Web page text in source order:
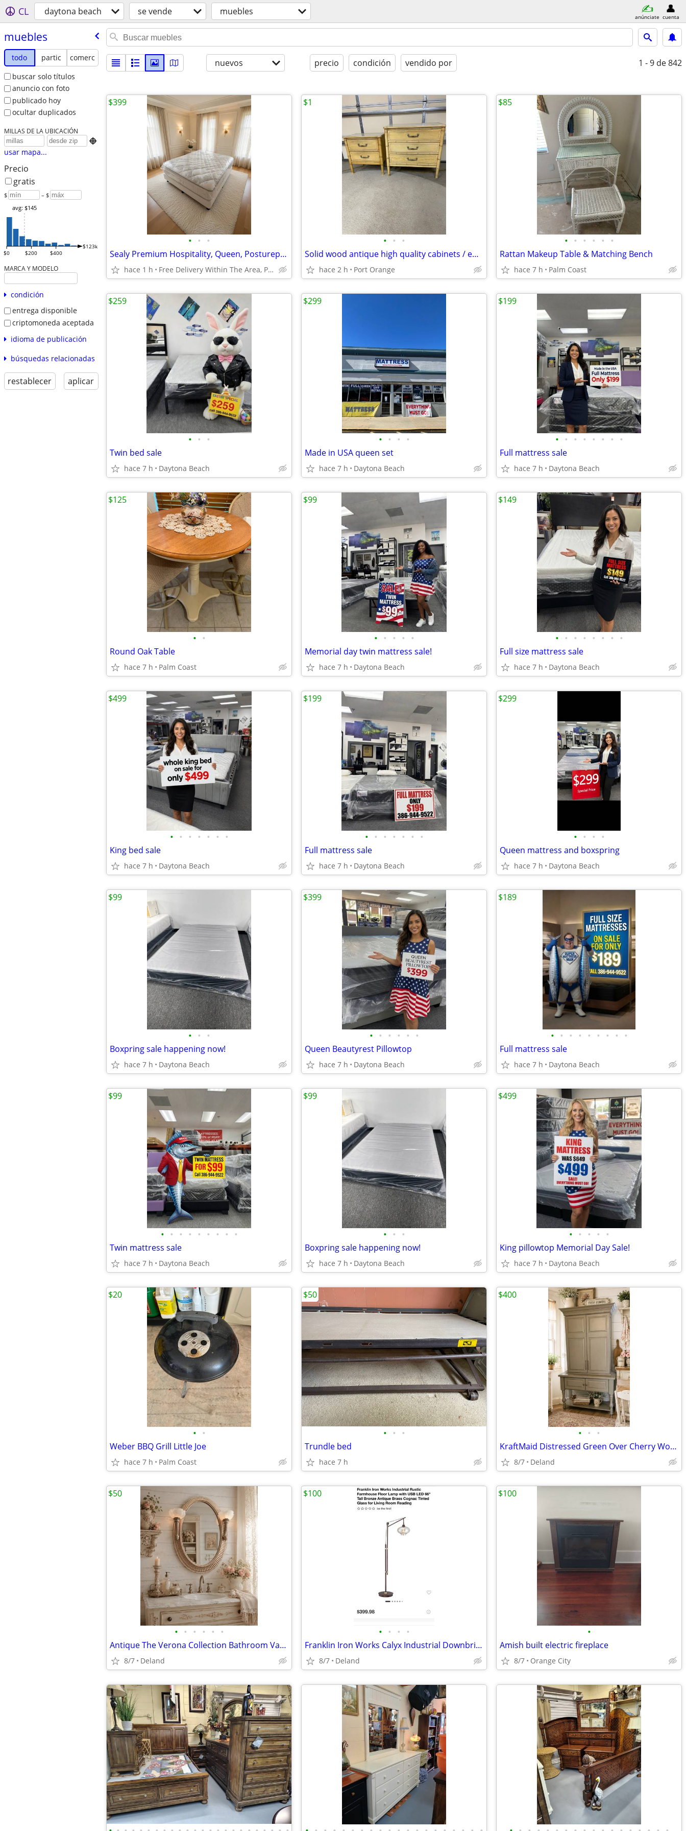
CL daytona beach se vende muebles anúnciate cuenta
muebles
todo partic
comerc
buscar solo títulos
anuncio con foto
publicado hoy
ocultar duplicados
MILLAS DE LA UBICACIÓN

usar mapa...
Precio
gratis
$ – $
$0 $200 $400
$123k
avg: $145
MARCA Y MODELO
condición
entrega disponible
criptomoneda aceptada
idioma de publicación
búsquedas relacionadas
restablecer aplicar
nuevos precio condición vendido por 1 - 9 de 842
• • •
Sealy Premium Hospitality, Queen, Posturepedic 14" Plush Mattress. New
hace 1 h Free Delivery Within The Area, Please Call now.
$399
• • •
Solid wood antique high quality cabinets / end tables / night stands
hace 2 h Port Orange
$1
• • • • • •
Rattan Makeup Table & Matching Bench
hace 7 h Palm Coast
$85
• • •
Twin bed sale
hace 7 h Daytona Beach
$259
• • • •
Made in USA queen set
hace 7 h Daytona Beach
$299
• • • • • • • •
Full mattress sale
hace 7 h Daytona Beach
$199
• •
Round Oak Table
hace 7 h Palm Coast
$125
• • • • •
Memorial day twin mattress sale!
hace 7 h Daytona Beach
$99
• • • • • • • •
Full size mattress sale
hace 7 h Daytona Beach
$149
• • • • • • •
King bed sale
hace 7 h Daytona Beach
$499
• • • • • • •
Full mattress sale
hace 7 h Daytona Beach
$199
• • • •
Queen mattress and boxspring
hace 7 h Daytona Beach
$299
• • •
Boxpring sale happening now!
hace 7 h Daytona Beach
$99
• • • • • •
Queen Beautyrest Pillowtop
hace 7 h Daytona Beach
$399
• • • • • • • • •
Full mattress sale
hace 7 h Daytona Beach
$189
• • • • • • • • •
Twin mattress sale
hace 7 h Daytona Beach
$99
• • •
Boxpring sale happening now!
hace 7 h Daytona Beach
$99
• • • • •
King pillowtop Memorial Day Sale!
hace 7 h Daytona Beach
$499
• •
Weber BBQ Grill Little Joe
hace 7 h Palm Coast
$20
• • •
Trundle bed
hace 7 h
$50
• • •
KraftMaid Distressed Green Over Cherry Wood Hutch
8/7 Deland
$400
• • • • • •
Antique The Verona Collection Bathroom Vanity or Hall Mirror With Wall Sconces
8/7 Deland
$50
• • • •
Franklin Iron Works Calyx Industrial Downbridge Task Floor Lamp with an oil-rubb
8/7 Deland
$100
•
Amish built electric fireplace
8/7 Orange City
$100